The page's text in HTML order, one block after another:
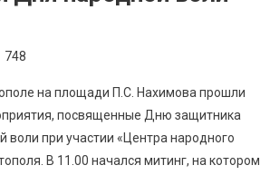
748
на площади П.С. Нахимова прошли
посвященные Дню защитника
воли при участии «Центра народного
В 11.00 начался митинг, на котором